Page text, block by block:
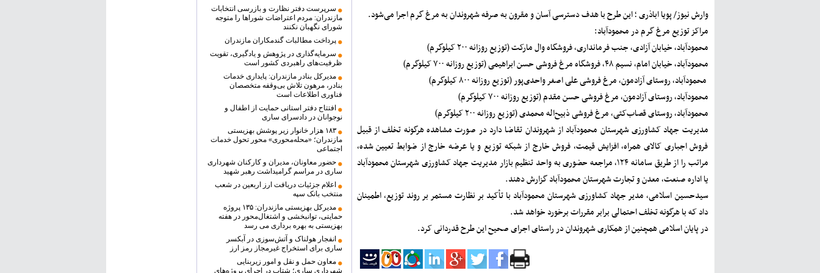
وارش نیوز/ پویا اباذری ؛ این طرح با هدف دسترسی آسان و مقرون به صرفه شهروندان به مرغ گرم اجرا می‌شود.
مراکز توزیع مرغ گرم در محمودآباد:
محمودآباد، خیابان آزادی، جنب فرمانداری، فروشگاه وال مارکت (توزیع روزانه ۲۰۰ کیلوگرم)
محمودآباد، خیابان امام، نسیم ۴۸، فروشگاه مرغ فروشی حسن ابراهیمی (توزیع روزانه ۷۰۰ کیلوگرم)
محمودآباد، روستای آزادمون، مرغ فروشی علی اصغر واحدی‌پور (توزیع روزانه ۸۰۰ کیلوگرم)
محمودآباد، روستای آزادمون، مرغ فروشی حسن مقدم (توزیع روزانه ۷۰۰ کیلوگرم)
محمودآباد، روستای قصاب‌کتی، مرغ فروشی ذبیح‌اله محمدی (توزیع روزانه ۲۰۰ کیلوگرم)
مدیریت جهاد کشاورزی شهرستان محمودآباد از شهروندان تقاضا دارد در صورت مشاهده هرگونه تخلف از قبیل
فروش اجباری کالای همراه، افزایش قیمت، فروش خارج از شبکه توزیع و یا عرضه خارج از ضوابط تعیین شده،
مراتب را از طریق سامانه ۱۲۴، مراجعه حضوری به واحد تنظیم بازار مدیریت جهاد کشاورزی شهرستان محمودآباد
یا اداره صنعت، معدن و تجارت شهرستان محمودآباد گزارش دهند.
سیدحسین اسلامی، مدیر جهاد کشاورزی شهرستان محمودآباد با تأکید بر نظارت مستمر بر روند توزیع، اطمینان
داد که با هرگونه تخلف احتمالی برابر مقررات برخورد خواهد شد.
در پایان اسلامی همچنین از همکاری شهروندان در راستای اجرای صحیح این طرح قدردانی کرد.
سرپرست دفتر نظارت و بازرسی انتخابات
مازندران: مردم اعتراضات شوراها را متوجه
شورای نگهبان نکنند
پرداخت مطالبات گندمکاران مازندران
سرمایه‌گذاری در پژوهش و یادگیری، تقویت
ظرفیت‌های راهبردی کشور است
مدیرکل بنادر مازندران: پایداری خدمات
بنادر، مرهون تلاش بی‌وقفه متخصصان
فناوری اطلاعات است
افتتاح دفتر استانی حمایت از اطفال و
نوجوانان در دادسرای ساری
۱۸۳ هزار خانوار زیر پوشش بهزیستی
مازندران؛ «محله‌محوری» محور تحول خدمات
اجتماعی
حضور معاونان، مدیران و کارکنان شهرداری
ساری در مراسم گرامیداشت رهبر شهید
اعلام جزئیات دریافت ارز اربعین در شعب
منتخب بانک سپه
مدیرکل بهزیستی مازندران: ۱۳۵ پروژه
حمایتی، توانبخشی و اشتغال‌محور در هفته
بهزیستی به بهره برداری می رسد
انفجار هولناک و آتش‌سوزی در آبکسر
ساری برای استخراج غیرمجاز رمز ارز
معاون حمل و نقل و امور زیربنایی
شهرداری ساری؛ شتاب در اجرای پروژه‌های